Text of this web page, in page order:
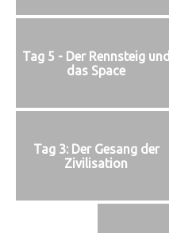
Tag 5 - Der Rennsteig und
das Space
Tag 3: Der Gesang der
Zivilisation